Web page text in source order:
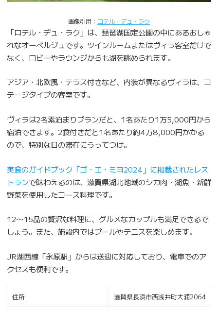
画像引用： ロテル・デュ・ラク
「ロテル・デュ・ラク」は、琵琶湖国定公園の中にあるおしゃ
れなオーベルジュです。ツインルームまたはヴィラ客室だけで
なく、ロビーやラウンジからも湖を眺められます。
アジア・北欧風・テラス付きなど、内装が異なるヴィラは、コ
テージタイプの客室です。
ヴィラは2名素泊まりプランだと、1名あたり1万5,000円から
宿泊できます。2食付きだと1名あたり約4万8,000円かかる
ので、特別な日の滞在にうってつけ。
美食のガイドブック「ゴ・エ・ミヨ2024」に掲載されたレス
トランで味わえるのは、滋賀県湖北地域のシカ肉・湖魚・新鮮
野菜を使用したコース料理です。
12〜15品の贅沢な料理に、グルメなカップルも満足できるで
しょう。また、施設内ではプールやテニスを楽しめます。
JR湖西線「永原駅」からは送迎に対応しており、電車でのア
クセスも便利です。
住所 滋賀県長浜市西浅井町大浦2064